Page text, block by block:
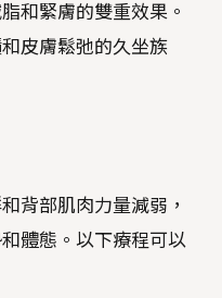
和緊膚的雙重效果。
皮膚鬆弛的久坐族
背部肌肉力量減弱，
體態。以下療程可以